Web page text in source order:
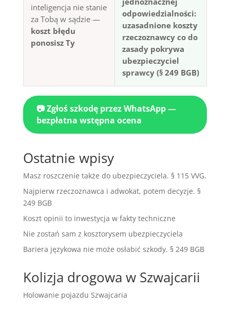
inteligencja nie stanie
za Tobą w sądzie —
koszt błędu
ponosisz Ty
odpowiedzialności:
uzasadnione koszty
rzeczoznawcy co do
zasady pokrywa
ubezpieczyciel
sprawcy (§ 249 BGB)
📷 Zgłoś szkodę przez WhatsApp —
bezpłatna wstępna ocena
Ostatnie wpisy
Masz roszczenie także do ubezpieczyciela. § 115 VVG.
Najpierw rzeczoznawca i adwokat, potem decyzje. §
249 BGB
Koszt opinii to inwestycja w fakty techniczne
Nie zostań sam z kosztorysem ubezpieczyciela
Bariera językowa nie może osłabić szkody. § 249 BGB
Kolizja drogowa w Szwajcarii
Holowanie pojazdu Szwajcaria